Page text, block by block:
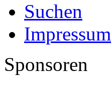
Suchen
Impressum
Sponsoren